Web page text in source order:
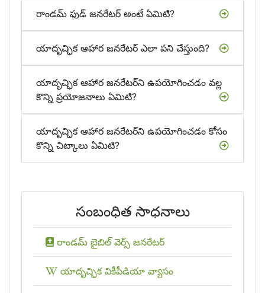
రాండమ్ ఫుడ్ జనరేటర్ అంటే ఏమిటి?
యాదృచ్ఛిక ఆహార జనరేటర్ ఎలా పని చేస్తుంది?
యాదృచ్ఛిక ఆహార జనరేటర్‌ని ఉపయోగించడం వల్ల
కొన్ని ప్రయోజనాలు ఏమిటి?
యాదృచ్ఛిక ఆహార జనరేటర్‌ని ఉపయోగించడం కోసం
కొన్ని చిట్కాలు ఏమిటి?
సంబంధిత సాధనాలు
రాండమ్ బైబిల్ వెర్స్ జనరేటర్
యాదృచ్ఛిక వికీపీడియా వ్యాసం